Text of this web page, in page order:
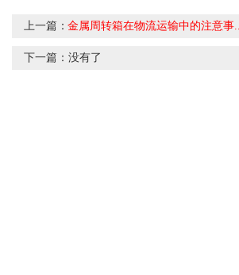
上一篇：金属周转箱在物流运输中的注意事...
下一篇： 没有了